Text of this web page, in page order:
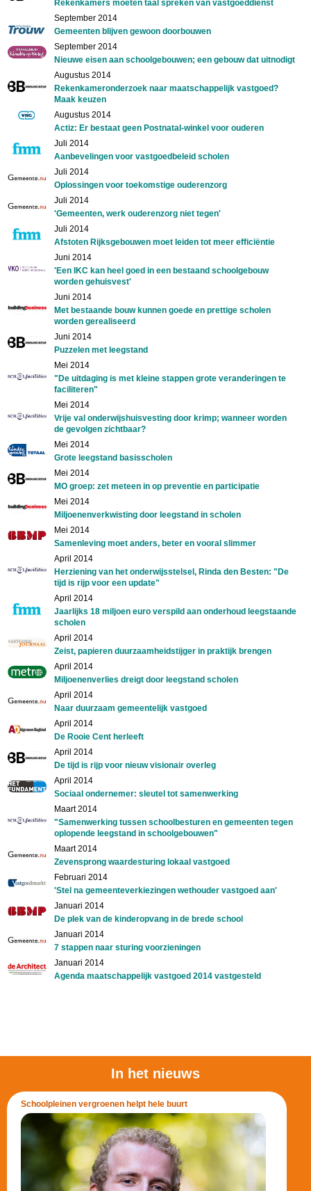
Rekenkamers moeten taal spreken van vastgoeddienst
September 2014
Gemeenten blijven gewoon doorbouwen
September 2014
Nieuwe eisen aan schoolgebouwen; een gebouw dat uitnodigt
Augustus 2014
Rekenkameronderzoek naar maatschappelijk vastgoed?
Maak keuzen
Augustus 2014
Actiz: Er bestaat geen Postnatal-winkel voor ouderen
Juli 2014
Aanbevelingen voor vastgoedbeleid scholen
Juli 2014
Oplossingen voor toekomstige ouderenzorg
Juli 2014
'Gemeenten, werk ouderenzorg niet tegen'
Juli 2014
Afstoten Rijksgebouwen moet leiden tot meer efficiëntie
Juni 2014
'Een IKC kan heel goed in een bestaand schoolgebouw
worden gehuisvest'
Juni 2014
Met bestaande bouw kunnen goede en prettige scholen
worden gerealiseerd
Juni 2014
Puzzelen met leegstand
Mei 2014
"De uitdaging is met kleine stappen grote veranderingen te
faciliteren"
Mei 2014
Vrije val onderwijshuisvesting door krimp; wanneer worden
de gevolgen zichtbaar?
Mei 2014
Grote leegstand basisscholen
Mei 2014
MO groep: zet meteen in op preventie en participatie
Mei 2014
Miljoenenverkwisting door leegstand in scholen
Mei 2014
Samenleving moet anders, beter en vooral slimmer
April 2014
Herziening van het onderwijsstelsel, Rinda den Besten: "De
tijd is rijp voor een update"
April 2014
Jaarlijks 18 miljoen euro verspild aan onderhoud leegstaande
scholen
April 2014
Zeist, papieren duurzaamheidstijger in praktijk brengen
April 2014
Miljoenenverlies dreigt door leegstand scholen
April 2014
Naar duurzaam gemeentelijk vastgoed
April 2014
De Rooie Cent herleeft
April 2014
De tijd is rijp voor nieuw visionair overleg
April 2014
Sociaal ondernemer: sleutel tot samenwerking
Maart 2014
"Samenwerking tussen schoolbesturen en gemeenten tegen
oplopende leegstand in schoolgebouwen"
Maart 2014
Zevensprong waardesturing lokaal vastgoed
Februari 2014
'Stel na gemeenteverkiezingen wethouder vastgoed aan'
Januari 2014
De plek van de kinderopvang in de brede school
Januari 2014
7 stappen naar sturing voorzieningen
Januari 2014
Agenda maatschappelijk vastgoed 2014 vastgesteld
In het nieuws
Schoolpleinen vergroenen helpt hele buurt